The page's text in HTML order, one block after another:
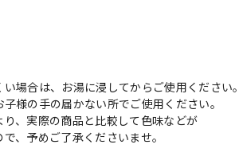
場合は、お湯に浸してからご使用ください。
様の手の届かない所でご使用ください。
、実際の商品と比較して色味などが
、予めご了承くださいませ。